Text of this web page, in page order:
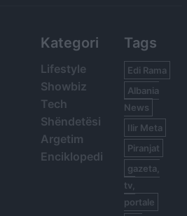
Kategori
Lifestyle
Showbiz
Tech
Shëndetësi
Argetim
Enciklopedi
Tags
Edi Rama
Albania
News
Ilir Meta
Piranjat
gazeta,
tv,
portale